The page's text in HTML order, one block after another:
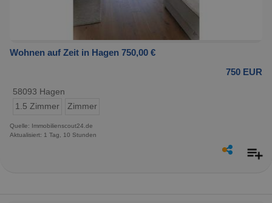
Wohnen auf Zeit in Hagen 750,00 €
750 EUR
58093 Hagen
1.5 Zimmer
Zimmer
Quelle: Immobilienscout24.de
Aktualisiert: 1 Tag, 10 Stunden